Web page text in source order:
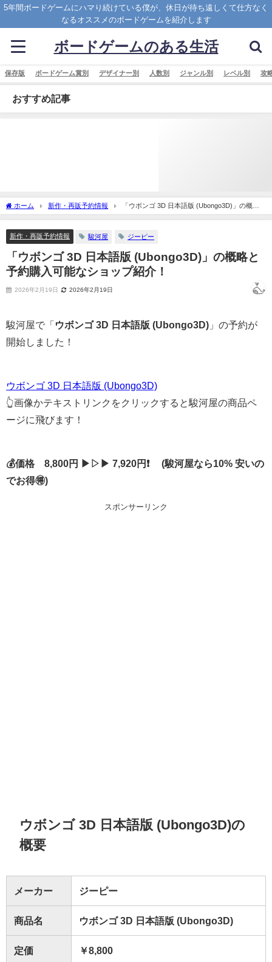
5年間ボードゲームにハマり続けている僕が、休日が待ち遠しくて仕方なく
なるオススメのボードゲームを紹介します
ボードゲームのある生活
保存版 ボードゲーム賞別 デザイナー別 人数別 ジャンル別 レベル別 攻
おすすめ記事
ホーム 新作・再販予約情報
「ウボンゴ 3D 日本語版 (Ubongo3D)」の概略
と予約購入可能なショップ紹介！
新作・再販予約情報 駿河屋 ジーピー
「ウボンゴ 3D 日本語版 (Ubongo3D)」の概略と
予約購入可能なショップ紹介！
2026年2月19日 2026年2月19日
駿河屋で「 ウボンゴ 3D 日本語版 (Ubongo3D) 」の予約が
開始しました！
ウボンゴ 3D 日本語版 (Ubongo3D)
👆画像かテキストリンクをクリックすると駿河屋の商品ペ
ージに飛びます！
💰価格 8,800円 ▶▷▶ 7,920円❗ (駿河屋なら10% 安いの
でお得🉐)
スポンサーリンク
ウボンゴ 3D 日本語版 (Ubongo3D)の
概要
メーカー ジーピー
商品名 ウボンゴ 3D 日本語版 (Ubongo3D)
定価 ￥8,800